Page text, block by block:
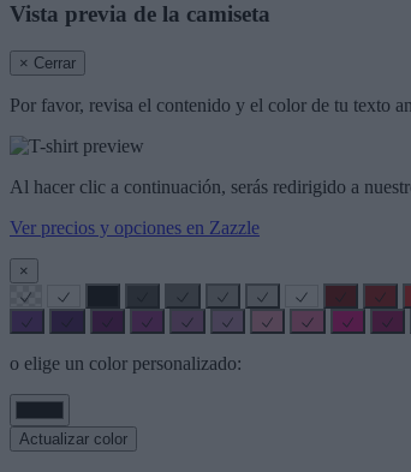
Vista previa de la camiseta
× Cerrar
Por favor, revisa el contenido y el color de tu texto
Al hacer clic a continuación, serás redirigido a
Ver precios y opciones en Zazzle
×
o elige un color personalizado:
Actualizar color